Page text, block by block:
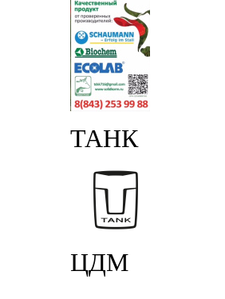
ТАНК
ЦДМ